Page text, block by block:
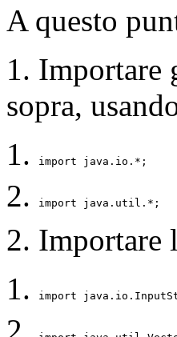
A questo
1. Importare
sopra,
import java.io.*;
import java.util.*;
2. Importare
import